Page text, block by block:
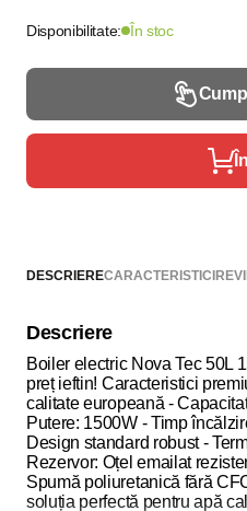
Disponibilitate: În stoc
DESCRIERECARACTERISTICI
Descriere
Boiler electric Nova Tec 50L
preț ieftin! Caracteristici
calitate europeană -
Putere: 1500W - Timp
Design standard robust -
Rezervor: Oțel emailat
Spumă poliuretanică fără
soluția perfectă pentru apă